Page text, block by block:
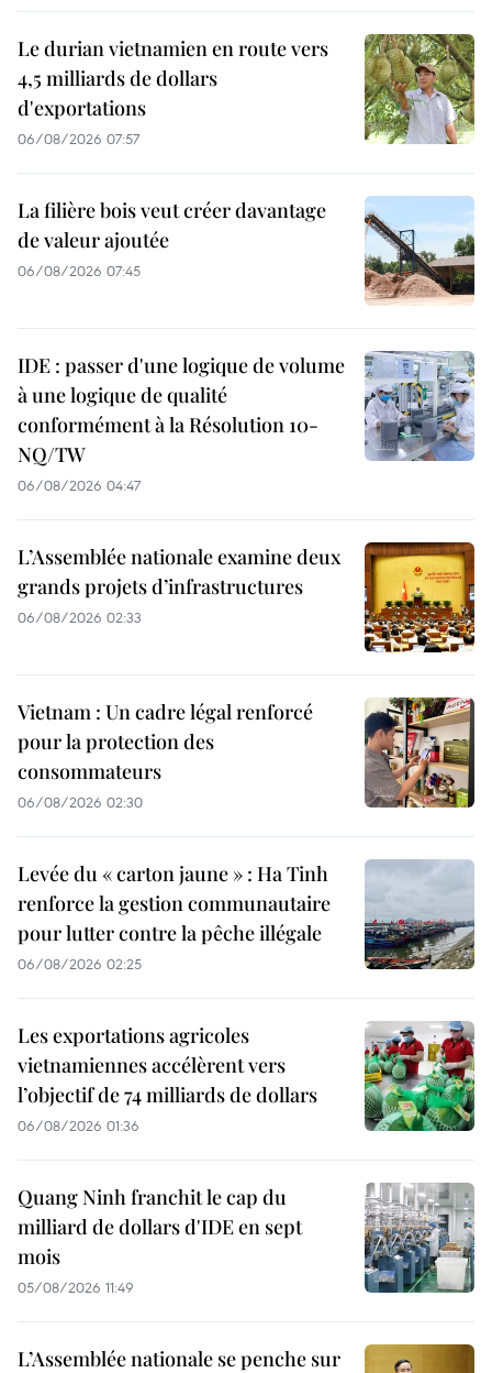
Le durian vietnamien en route vers
4,5 milliards de dollars
d'exportations
06/08/2026 07:57
La filière bois veut créer davantage
de valeur ajoutée
06/08/2026 07:45
IDE : passer d'une logique de volume
à une logique de qualité
conformément à la Résolution 10-
NQ/TW
06/08/2026 04:47
L’Assemblée nationale examine deux
grands projets d’infrastructures
06/08/2026 02:33
Vietnam : Un cadre légal renforcé
pour la protection des
consommateurs
06/08/2026 02:30
Levée du « carton jaune » : Ha Tinh
renforce la gestion communautaire
pour lutter contre la pêche illégale
06/08/2026 02:25
Les exportations agricoles
vietnamiennes accélèrent vers
l’objectif de 74 milliards de dollars
06/08/2026 01:36
Quang Ninh franchit le cap du
milliard de dollars d'IDE en sept
mois
05/08/2026 11:49
L’Assemblée nationale se penche sur